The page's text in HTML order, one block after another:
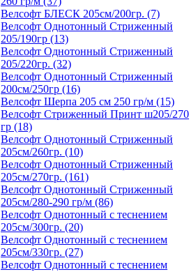
Велсофт БЛЕСК 205см/200гр. (7)
Велсофт Однотонный Стриженный
205/190гр (13)
Велсофт Однотонный Стриженный
205/220гр. (32)
Велсофт Однотонный Стриженный
200см/250гр (16)
Велсофт Шерпа 205 см 250 гр/м (15)
Велсофт Стриженный Принт ш205/270
гр (18)
Велсофт Однотонный Стриженный
205см/260гр. (10)
Велсофт Однотонный Стриженный
205см/270гр. (161)
Велсофт Однотонный Стриженный
205см/280-290 гр/м (86)
Велсофт Однотонный с теснением
205см/300гр. (20)
Велсофт Однотонный с теснением
205см/330гр. (27)
Велсофт Однотонный с теснением